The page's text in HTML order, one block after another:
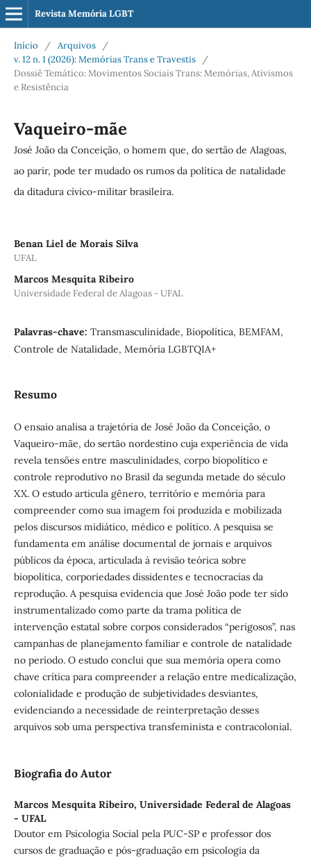
Revista Memória LGBT
Início / Arquivos
/
v. 12 n. 1 (2026): Memórias Trans e Travestis
/
Dossiê Temático: Movimentos Sociais Trans: Memórias, Ativismos
e Resistência
Vaqueiro-mãe
José João da Conceição, o homem que, do sertão de Alagoas,
ao parir, pode ter mudado os rumos da política de natalidade
da ditadura cívico-militar brasileira.
Benan Liel de Morais Silva
UFAL
Marcos Mesquita Ribeiro
Universidade Federal de Alagoas - UFAL
Palavras-chave: Transmasculinidade, Biopolítica, BEMFAM,
Controle de Natalidade, Memória LGBTQIA+
Resumo
O ensaio analisa a trajetória de José João da Conceição, o
Vaqueiro-mãe, do sertão nordestino cuja experiência de vida
revela tensões entre masculinidades, corpo biopolítico e
controle reprodutivo no Brasil da segunda metade do século
XX. O estudo articula gênero, território e memória para
compreender como sua imagem foi produzida e mobilizada
pelos discursos midiático, médico e político. A pesquisa se
fundamenta em análise documental de jornais e arquivos
públicos da época, articulada à revisão teórica sobre
biopolítica, corporiedades dissidentes e tecnocracias da
reprodução. A pesquisa evidencia que José João pode ter sido
instrumentalizado como parte da trama política de
intervenção estatal sobre corpos considerados “perigosos”, nas
campanhas de planejamento familiar e controle de natalidade
no período. O estudo conclui que sua memória opera como
chave crítica para compreender a relação entre medicalização,
colonialidade e produção de subjetividades desviantes,
evidenciando a necessidade de reinterpretação desses
arquivos sob uma perspectiva transfeminista e contracolonial.
Biografia do Autor
Marcos Mesquita Ribeiro, Universidade Federal de Alagoas
- UFAL
Doutor em Psicologia Social pela PUC-SP e professor dos
cursos de graduação e pós-graduação em psicologia da